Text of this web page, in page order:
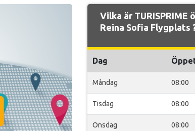
Vilka är
Reina Sofia Flygplats
Dag
Måndag 08:00
Tisdag 08:00
Onsdag 08:00